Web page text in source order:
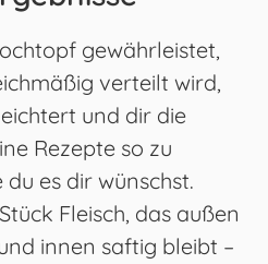
gewährleistet,
verteilt wird,
und dir die
Rezepte so zu
es dir wünschst.
Fleisch, das außen
innen saftig bleibt –